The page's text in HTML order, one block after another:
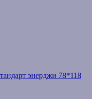
энерджи 78*118